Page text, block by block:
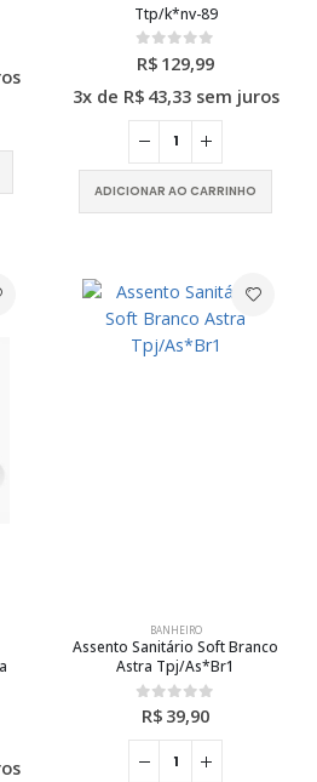
Ttp/k*nv-89
0out of 5
R$ 129,99
3x de R$ 43,33 sem juros
ADICIONAR AO CARRINHO
BANHEIRO
Assento Sanitário Soft Branco
Astra Tpj/As*Br1
0out of 5
R$ 39,90